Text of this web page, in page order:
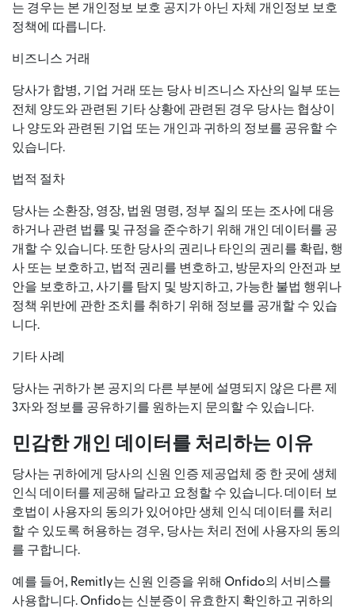
는 경우는 본 개인정보 보호 공지가 아닌 자체 개인정보 보호
정책에 따릅니다.
비즈니스 거래
당사가 합병, 기업 거래 또는 당사 비즈니스 자산의 일부 또는
전체 양도와 관련된 기타 상황에 관련된 경우 당사는 협상이
나 양도와 관련된 기업 또는 개인과 귀하의 정보를 공유할 수
있습니다.
법적 절차
당사는 소환장, 영장, 법원 명령, 정부 질의 또는 조사에 대응
하거나 관련 법률 및 규정을 준수하기 위해 개인 데이터를 공
개할 수 있습니다. 또한 당사의 권리나 타인의 권리를 확립, 행
사 또는 보호하고, 법적 권리를 변호하고, 방문자의 안전과 보
안을 보호하고, 사기를 탐지 및 방지하고, 가능한 불법 행위나
정책 위반에 관한 조치를 취하기 위해 정보를 공개할 수 있습
니다.
기타 사례
당사는 귀하가 본 공지의 다른 부분에 설명되지 않은 다른 제
3자와 정보를 공유하기를 원하는지 문의할 수 있습니다.
민감한 개인 데이터를 처리하는 이유
당사는 귀하에게 당사의 신원 인증 제공업체 중 한 곳에 생체
인식 데이터를 제공해 달라고 요청할 수 있습니다. 데이터 보
호법이 사용자의 동의가 있어야만 생체 인식 데이터를 처리
할 수 있도록 허용하는 경우, 당사는 처리 전에 사용자의 동의
를 구합니다.
예를 들어, Remitly는 신원 인증을 위해 Onfido의 서비스를
사용합니다. Onfido는 신분증이 유효한지 확인하고 귀하의